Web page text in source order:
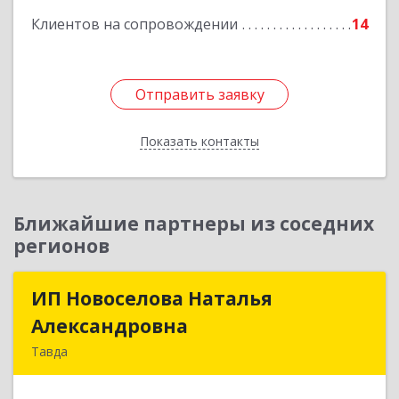
Клиентов на сопровождении 14
Отправить заявку
Показать контакты
Отправить заявку
Назад
Ближайшие партнеры из соседних
регионов
ИП Новоселова Наталья
Александровна
Тавда
ИП Новоселова Наталья